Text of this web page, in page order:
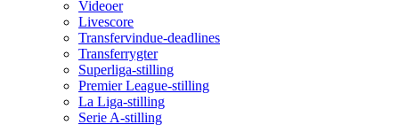
Videoer
Livescore
Transfervindue-deadlines
Transferrygter
Superliga-stilling
Premier League-stilling
La Liga-stilling
Serie A-stilling